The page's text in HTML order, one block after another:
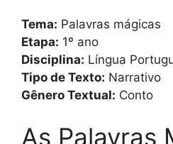
Tema: Palavras mágicas
Etapa: 1º ano
Disciplina: Língua
Tipo de Texto: Narrativo
Gênero Textual: Conto
As Palavras